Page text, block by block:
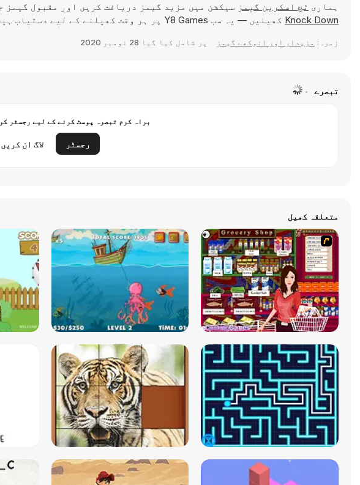
ہماری ٹچ اسکرین گیمز سیکشن میں مزید گیمز دریافت کریں اور مقبول گیمز
Knock Down کھیلیں — یہ سب Y8 Games پر ہر وقت کھیلنے کے لیے دستیاب ہیں۔
زمرہ: مزیدار اور انوکھے گیمز پر شامل کیا گیا 28 نومبر 2020
تبصرے
براہ کرم تبصرہ پوسٹ کرنے کے لیے رجسٹر
رجسٹر لاگ ان کریں
متعلقہ کھیل